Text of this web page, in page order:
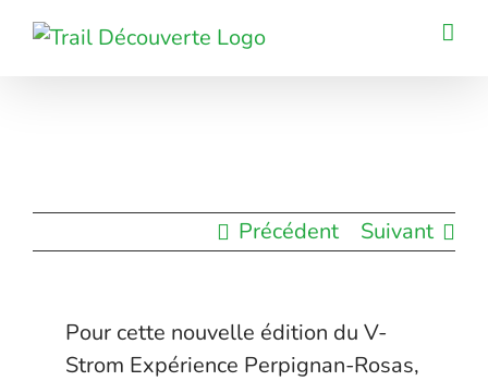
Passer
Précédent Suivant
Pour cette nouvelle édition du V-
Strom Expérience Perpignan-Rosas,